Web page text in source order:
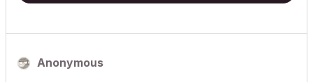
Anonymous